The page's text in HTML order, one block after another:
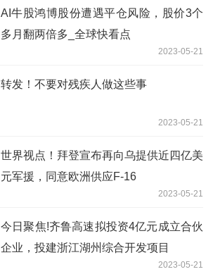
AI牛股鸿博股份遭遇平仓风险，股价3个
多月翻两倍多_全球快看点
2023-05-21
转发！不要对残疾人做这些事
2023-05-21
世界视点！拜登宣布再向乌提供近四亿美
元军援，同意欧洲供应F-16
2023-05-21
今日聚焦!齐鲁高速拟投资4亿元成立合伙
企业，投建浙江湖州综合开发项目
2023-05-21